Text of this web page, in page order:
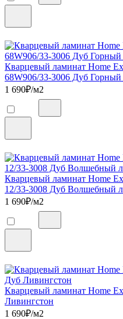
Кварцевый ламинат Home
68W906/33-3006 Дуб Горный
1 690₽/м2
Кварцевый ламинат Home
12/33-3008 Дуб Волшебный
1 690₽/м2
Кварцевый ламинат Home
Ливингстон
1 690₽/м2